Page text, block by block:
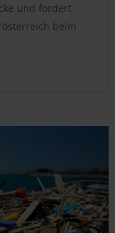
und fordert
beim